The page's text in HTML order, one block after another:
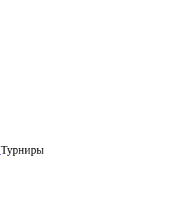
Турниры